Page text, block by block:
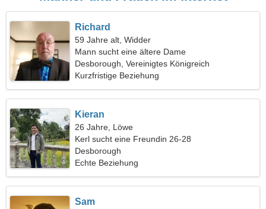
Richard
59 Jahre alt, Widder
Mann sucht eine ältere Dame
Desborough, Vereinigtes Königreich
Kurzfristige Beziehung
Kieran
26 Jahre, Löwe
Kerl sucht eine Freundin 26-28
Desborough
Echte Beziehung
Sam